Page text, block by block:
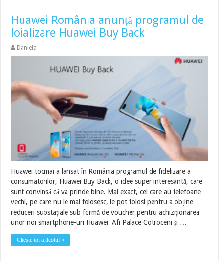
Huawei România anunță programul de
loializare Huawei Buy Back
Daniela
Huawei tocmai a lansat în România programul de fidelizare a
consumatorilor, Huawei Buy Back, o idee super interesantă, care
sunt convinsă că va prinde bine. Mai exact, cei care au telefoane
vechi, pe care nu le mai folosesc, le pot folosi pentru a obține
reduceri substațiale sub formă de voucher pentru achiziționarea
unor noi smartphone-uri Huawei. Afi Palace Cotroceni și …
Citește tot articolul »